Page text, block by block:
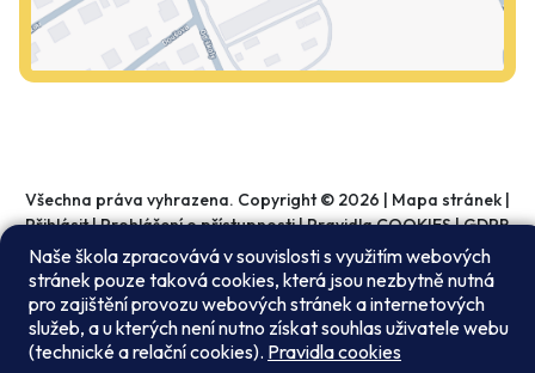
Všechna práva vyhrazena. Copyright © 2026 | Mapa stránek |
Přihlásit|Prohlášení o přístupnosti|Pravidla COOKIES|GDPR
Naše škola zpracovává v souvislosti s využitím webových
stránek pouze taková cookies, která jsou nezbytně nutná
pro zajištění provozu webových stránek a internetových
služeb, a u kterých není nutno získat souhlas uživatele webu
(technické a relační cookies). Pravidla cookies